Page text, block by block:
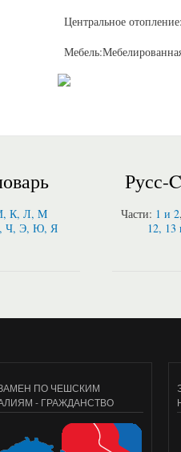
Центральное
К, Л, M
Ч, Э, Ю, Я
Русс-
Части: 1 и 2,
12, 13
ПО ЧЕШСКИМ
- ГРАЖДАНСТВО